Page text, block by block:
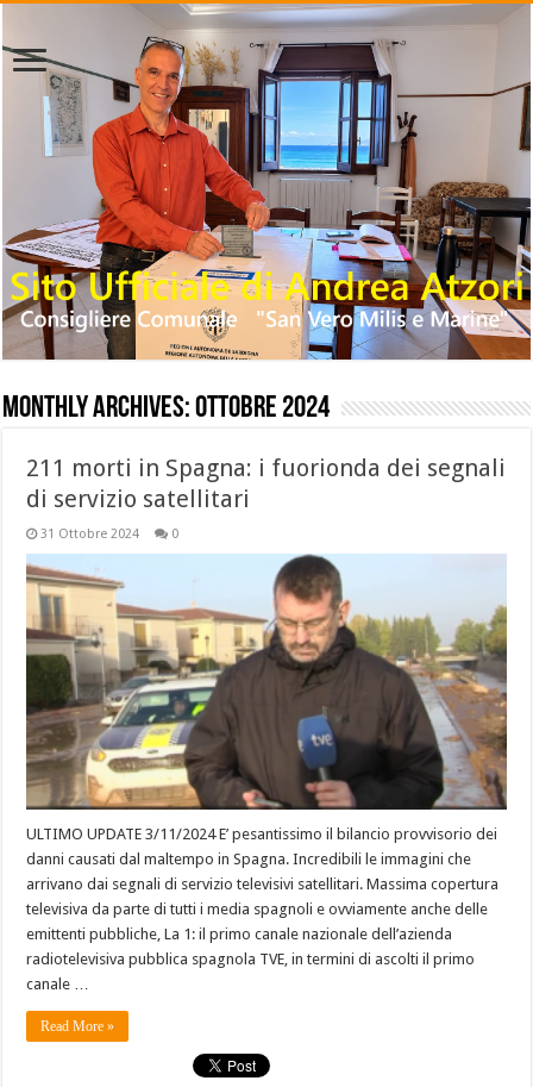
Monthly Archives:Ottobre 2024
211 morti in Spagna: i fuorionda dei segnali
di servizio satellitari
31 Ottobre 2024 0
ULTIMO UPDATE 3/11/2024 E’ pesantissimo il bilancio provvisorio dei
danni causati dal maltempo in Spagna. Incredibili le immagini che
arrivano dai segnali di servizio televisivi satellitari. Massima copertura
televisiva da parte di tutti i media spagnoli e ovviamente anche delle
emittenti pubbliche, La 1: il primo canale nazionale dell’azienda
radiotelevisiva pubblica spagnola TVE, in termini di ascolti il primo
canale …
Read More »